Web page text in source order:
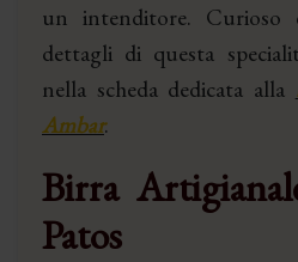
un intenditore.
dettagli di questa
nella scheda dedicata alla
Ambar.
Birra
Patos